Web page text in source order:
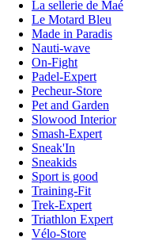
La sellerie de Maé
Le Motard Bleu
Made in Paradis
Nauti-wave
On-Fight
Padel-Expert
Pecheur-Store
Pet and Garden
Slowood Interior
Smash-Expert
Sneak'In
Sneakids
Sport is good
Training-Fit
Trek-Expert
Triathlon Expert
Vélo-Store